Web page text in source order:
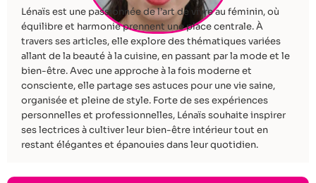
Lénaïs est une passionnée de l’art de vivre au féminin, où
équilibre et harmonie prennent une place centrale. À
travers ses articles, elle explore des thématiques variées
allant de la beauté à la cuisine, en passant par la mode et le
bien-être. Avec une approche à la fois moderne et
consciente, elle partage ses astuces pour une vie saine,
organisée et pleine de style. Forte de ses expériences
personnelles et professionnelles, Lénaïs souhaite inspirer
ses lectrices à cultiver leur bien-être intérieur tout en
restant élégantes et épanouies dans leur quotidien.